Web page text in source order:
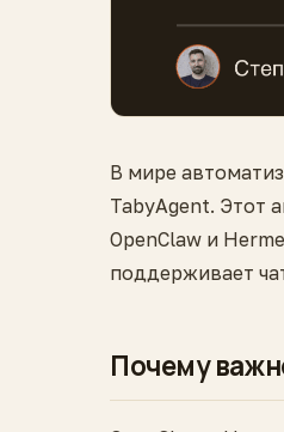
В мире
TabyAgent. Этот
OpenClaw и
поддерживает
Почему